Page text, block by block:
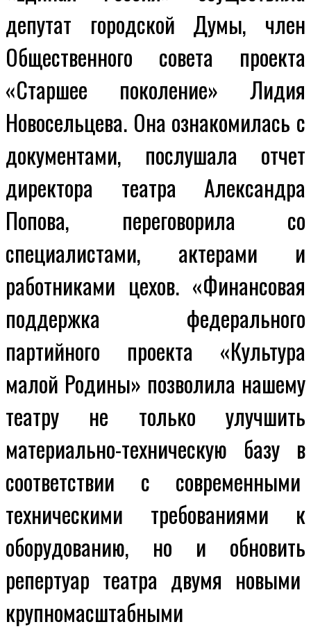
депутат городской Думы, член
Общественного совета проекта
«Старшее поколение» Лидия
Новосельцева. Она ознакомилась с
документами, послушала отчет
директора театра Александра
Попова, переговорила со
специалистами, актерами и
работниками цехов. «Финансовая
поддержка федерального
партийного проекта «Культура
малой Родины» позволила нашему
театру не только улучшить
материально-техническую базу в
соответствии с современными
техническими требованиями к
оборудованию, но и обновить
репертуар театра двумя новыми
крупномасштабными